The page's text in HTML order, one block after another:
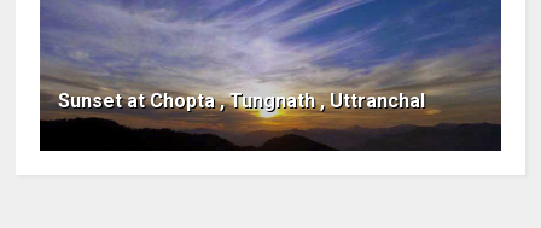
Sunset at Chopta , Tungnath , Uttranchal